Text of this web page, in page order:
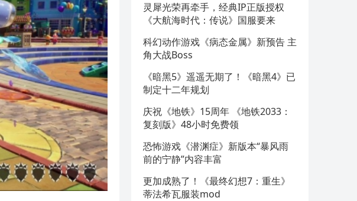
灵犀光荣再牵手，经典IP正版授权
《大航海时代：传说》国服要来
科幻动作游戏《病态金属》新预告 主
角大战Boss
《暗黑5》遥遥无期了！《暗黑4》已
制定十二年规划
庆祝《地铁》15周年 《地铁2033：
复刻版》48小时免费领
恐怖游戏《潜渊症》新版本“暴风雨
前的宁静”内容丰富
更加成熟了！《最终幻想7：重生》
蒂法希瓦服装mod